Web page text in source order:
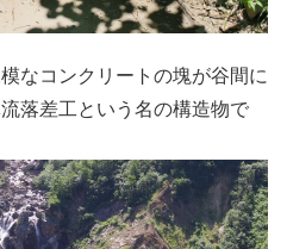
なコンクリートの塊が谷間に
落差工という名の構造物で